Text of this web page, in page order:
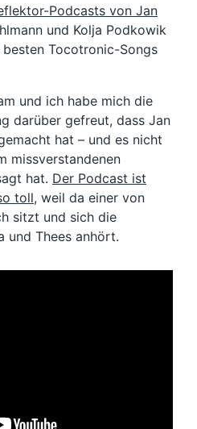
Podcasts von Jan
und Kolja Podkowik
Tocotronic-Songs
und ich habe mich die
darüber gefreut, dass Jan
hat – und es nicht
missverstandenen
hat. Der Podcast ist
toll, weil da einer von
sitzt und sich die
und Thees anhört.